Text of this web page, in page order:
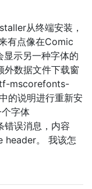
从终端安装，
有点像在Comic
显示另一种字体的
外数据文件下载窗
mscorefonts-
的说明进行重新安
字体
误消息，内容
。 我该怎